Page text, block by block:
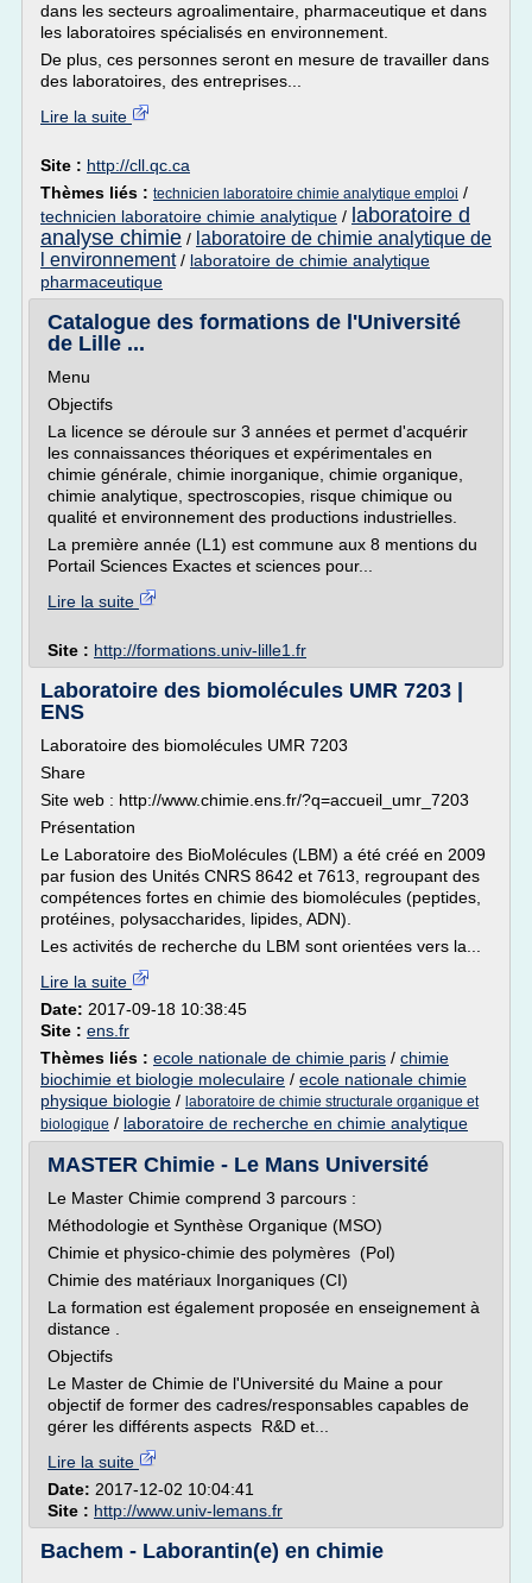
dans les secteurs agroalimentaire, pharmaceutique et dans
les laboratoires spécialisés en environnement.
De plus, ces personnes seront en mesure de travailler dans
des laboratoires, des entreprises...
Lire la suite
Site : http://cll.qc.ca
Thèmes liés : technicien laboratoire chimie analytique emploi /
technicien laboratoire chimie analytique / laboratoire d
analyse chimie / laboratoire de chimie analytique de
l environnement/ laboratoire de chimie analytique
pharmaceutique
Catalogue des formations de l'Université
de Lille ...
Menu
Objectifs
La licence se déroule sur 3 années et permet d'acquérir
les connaissances théoriques et expérimentales en
chimie générale, chimie inorganique, chimie organique,
chimie analytique, spectroscopies, risque chimique ou
qualité et environnement des productions industrielles.
La première année (L1) est commune aux 8 mentions du
Portail Sciences Exactes et sciences pour...
Lire la suite
Site : http://formations.univ-lille1.fr
Laboratoire des biomolécules UMR 7203 |
ENS
Laboratoire des biomolécules UMR 7203
Share
Site web : http://www.chimie.ens.fr/?q=accueil_umr_7203
Présentation
Le Laboratoire des BioMolécules (LBM) a été créé en 2009
par fusion des Unités CNRS 8642 et 7613, regroupant des
compétences fortes en chimie des biomolécules (peptides,
protéines, polysaccharides, lipides, ADN).
Les activités de recherche du LBM sont orientées vers la...
Lire la suite
Date: 2017-09-18 10:38:45
Site : ens.fr
Thèmes liés : ecole nationale de chimie paris / chimie
biochimie et biologie moleculaire / ecole nationale chimie
physique biologie / laboratoire de chimie structurale organique et
biologique / laboratoire de recherche en chimie analytique
MASTER Chimie - Le Mans Université
Le Master Chimie comprend 3 parcours :
Méthodologie et Synthèse Organique (MSO)
Chimie et physico-chimie des polymères (Pol)
Chimie des matériaux Inorganiques (CI)
La formation est également proposée en enseignement à
distance .
Objectifs
Le Master de Chimie de l'Université du Maine a pour
objectif de former des cadres/responsables capables de
gérer les différents aspects R&D et...
Lire la suite
Date: 2017-12-02 10:04:41
Site : http://www.univ-lemans.fr
Bachem - Laborantin(e) en chimie